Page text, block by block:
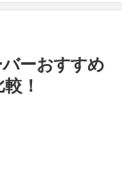
ーおすすめ
！